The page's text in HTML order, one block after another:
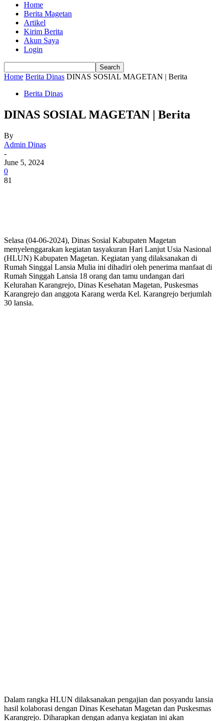
Home
Berita Magetan
Artikel
Kirim Berita
Akun Saya
Login
Home Berita Dinas DINAS SOSIAL MAGETAN | Berita
Berita Dinas
DINAS SOSIAL MAGETAN | Berita
By
Admin Dinas
-
June 5, 2024
0
81
Selasa (04-06-2024), Dinas Sosial Kabupaten Magetan
menyelenggarakan kegiatan tasyakuran Hari Lanjut Usia Nasional
(HLUN) Kabupaten Magetan. Kegiatan yang dilaksanakan di
Rumah Singgal Lansia Mulia ini dihadiri oleh penerima manfaat di
Rumah Singgah Lansia 18 orang dan tamu undangan dari
Kelurahan Karangrejo, Dinas Kesehatan Magetan, Puskesmas
Karangrejo dan anggota Karang werda Kel. Karangrejo berjumlah
30 lansia.
Dalam rangka HLUN dilaksanakan pengajian dan posyandu lansia
hasil kolaborasi dengan Dinas Kesehatan Magetan dan Puskesmas
Karangrejo. Diharapkan dengan adanya kegiatan ini akan